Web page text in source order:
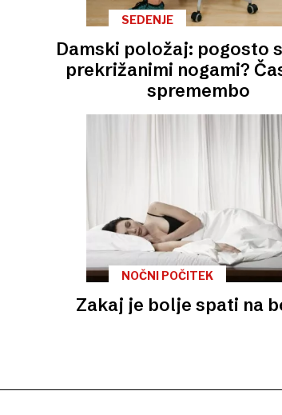
SEDENJE
Damski položaj: pogosto
prekrižanimi nogami?
spremembo
NOČNI POČITEK
Zakaj je bolje spati na